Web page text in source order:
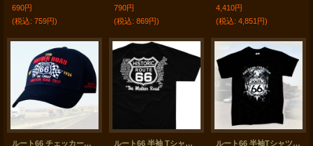
690円
(税込: 759円)
790円
(税込: 869円)
4,410円
(税込: 4,851円)
ルート66 チェッカーフラッグ 刺繍 キャップ（ブラック）/Route 66 Cap(Black) GENUINE MOTHER ROAD
ルート66 半袖 Tシャツ（ブラック・ ホワイト）/Historic Route 66 T-shirt (Black)
ルート66 半袖Tシャツ（ブラック・イーグル）/Route 66 T-shirt